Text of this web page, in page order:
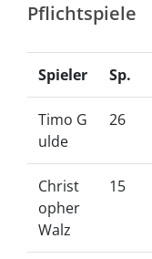
Pflichtspiele
Spieler Sp.
Timo G
ulde
26
Christ
opher
Walz
15